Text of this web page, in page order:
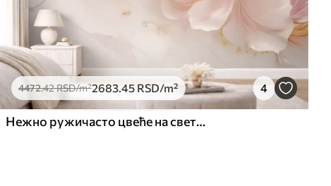
4472.42RSD/m²2683.45 RSD/m² 4
Нежно ружичасто цвеће на светлој позадини